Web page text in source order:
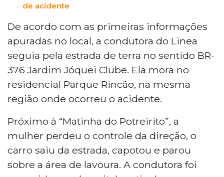
de acidente
De acordo com as primeiras informações
apuradas no local, a condutora do Linea
seguia pela estrada de terra no sentido BR-
376 Jardim Jóquei Clube. Ela mora no
residencial Parque Rincão, na mesma
região onde ocorreu o acidente.
Próximo à “Matinha do Potreirito”, a
mulher perdeu o controle da direção, o
carro saiu da estrada, capotou e parou
sobre a área de lavoura. A condutora foi